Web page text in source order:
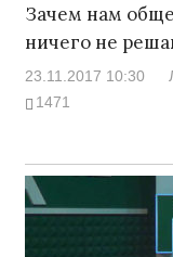
Зачем нам
ничего не
23.11.2017 10:30
1471